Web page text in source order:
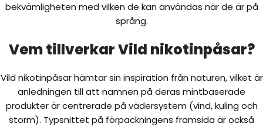
bekvämligheten med vilken de kan användas när de är på
språng.
Vem tillverkar Vild nikotinpåsar?
Vild nikotinpåsar hämtar sin inspiration från naturen, vilket är
anledningen till att namnen på deras mintbaserade
produkter är centrerade på vädersystem (vind, kuling och
storm). Typsnittet på förpackningens framsida är också